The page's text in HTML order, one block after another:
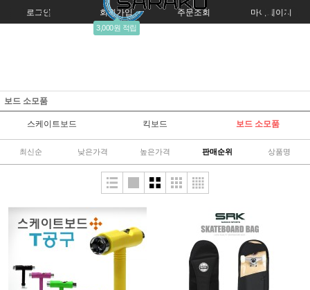
로그인 회원가입
3,000원 적립
주문조회 마이페이지
보드 소모품
스케이트보드 킥보드 보드 소모품
최신순 낮은가격 높은가격 판매순위 상품명